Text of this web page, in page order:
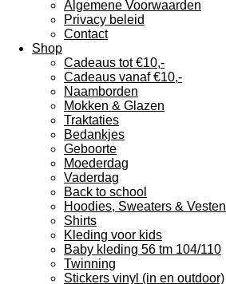
Algemene Voorwaarden
Privacy beleid
Contact
Shop
Cadeaus tot €10,-
Cadeaus vanaf €10,-
Naamborden
Mokken & Glazen
Traktaties
Bedankjes
Geboorte
Moederdag
Vaderdag
Back to school
Hoodies, Sweaters & Vesten
Shirts
Kleding voor kids
Baby kleding 56 tm 104/110
Twinning
Stickers vinyl (in en outdoor)